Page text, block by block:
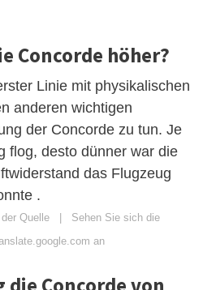
Concorde höher?
Linie mit physikalischen
anderen wichtigen
der Concorde zu tun. Je
flog, desto dünner war die
das Flugzeug
.
Quelle
Sehen Sie sich die
an